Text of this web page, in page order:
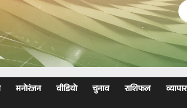
मनोरंजन वीडियो चुनाव राशिफल व्यापार